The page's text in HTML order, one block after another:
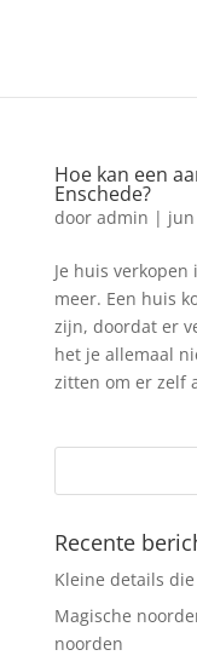
Hoe kan een
Enschede?
door admin | jun
Je huis
meer. Een huis
zijn, doordat er
het je allemaal
zitten om er zelf
Recente
Kleine details
Magische
noorden